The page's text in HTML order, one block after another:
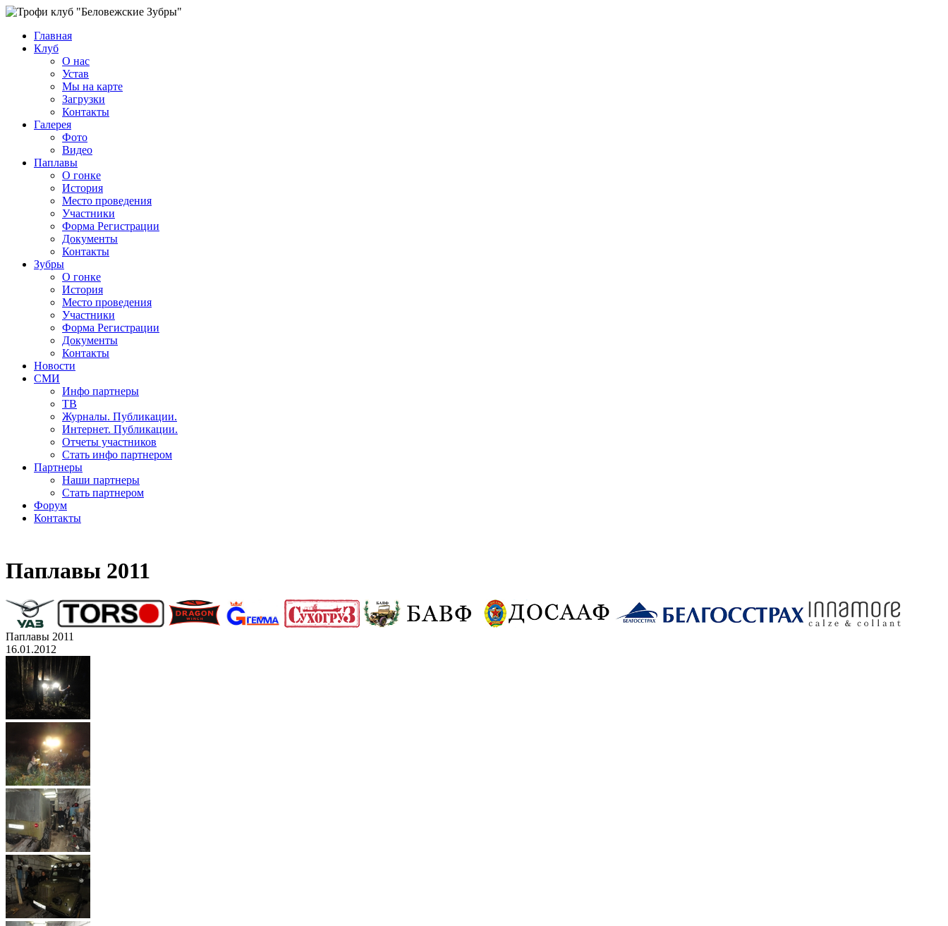
Главная
Клуб
О нас
Устав
Мы на карте
Загрузки
Контакты
Галерея
Фото
Видео
Паплавы
О гонке
История
Место проведения
Участники
Форма Регистрации
Документы
Контакты
Зубры
О гонке
История
Место проведения
Участники
Форма Регистрации
Документы
Контакты
Новости
СМИ
Инфо партнеры
ТВ
Журналы. Публикации.
Интернет. Публикации.
Отчеты участников
Стать инфо партнером
Партнеры
Наши партнеры
Стать партнером
Форум
Контакты
Паплавы 2011
Паплавы 2011
16.01.2012